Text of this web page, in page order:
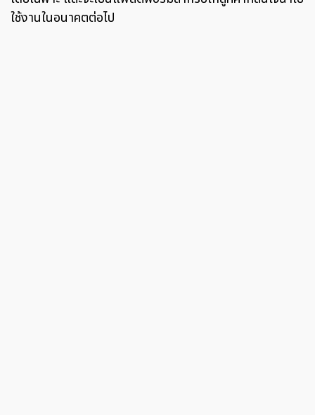
ใช้งานในอนาคตต่อไป